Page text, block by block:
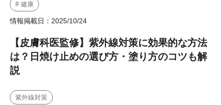
# 健康
情報掲載日：2025/10/24
【皮膚科医監修】紫外線対策に効果的な方法
は？日焼け止めの選び方・塗り方のコツも解
説
紫外線対策